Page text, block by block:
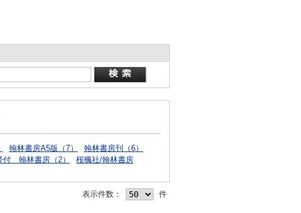
翰林書房A5版（7）
翰林書房刊（6）
翰林書房（2）
桜楓社/翰林書房
表示件数： 件